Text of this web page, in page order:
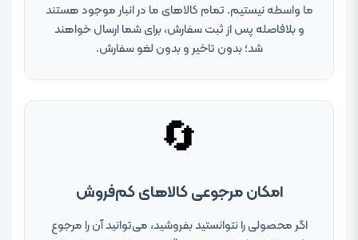
ما واسطه نیستیم. تمام کالاهای ما در انبار موجود هستند
و بلافاصله پس از ثبت سفارش، برای شما ارسال خواهند
شد؛ بدون تاخیر و بدون لغو سفارش.
🔄
امکان مرجوعی کالاهای کم‌فروش
اگر محصولی را نتوانستید بفروشید، می‌توانید آن را مرجوع